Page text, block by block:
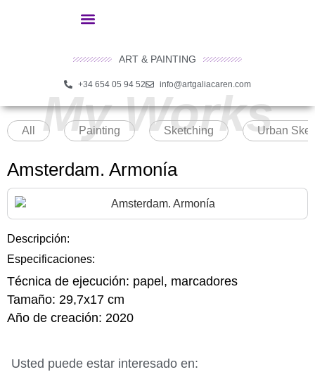
ART & PAINTING
+34 654 05 94 52 info@artgaliacaren.com
My Works
All Painting Sketching Urban
Amsterdam. Armonía
Descripción:
Especificaciones:
Técnica de ejecución: papel, marcadores
Tamaño: 29,7x17 cm
Año de creación: 2020
Usted puede estar interesado en: